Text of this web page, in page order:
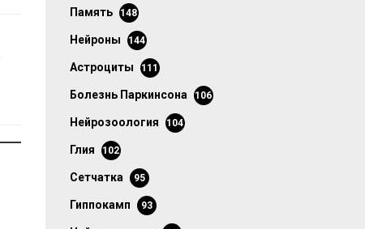
память 148
нейроны 144
астроциты 111
болезнь Паркинсона 106
нейрозоология 104
глия 102
сетчатка 95
гиппокамп 93